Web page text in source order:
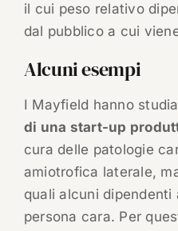
il cui peso relativo
dal pubblico a cui
Alcuni esempi
I Mayfield hanno
di una start-up
cura delle patologie
amiotrofica laterale,
quali alcuni dipendenti
persona cara. Per